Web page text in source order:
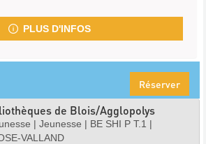
PLUS D'INFOS
Réserver
de Blois/Agglopolys
| Jeunesse | BE SHI P T.1 |
VALLAND